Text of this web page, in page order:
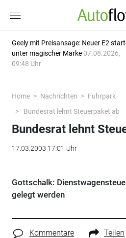
Geely mit Preisansage: Neuer E2
unter magischer Marke 07.08.2026,
09:48 Uhr
Home Nachrichten
Fuhrpark
Bundesrat lehnt Steuerpaket ab
Bundesrat lehnt
17.03.2003 17:01 Uhr
Gottschalk:
gelegt werden
Kommentare Teilen